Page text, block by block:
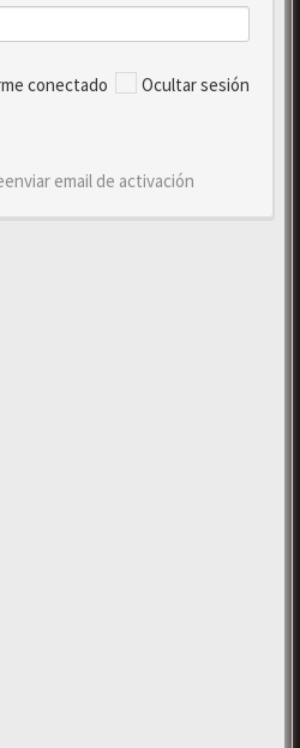
conectado Ocultar sesión
email de activación